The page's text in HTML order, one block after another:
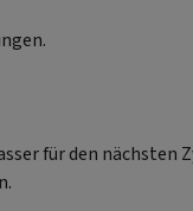
für den nächsten